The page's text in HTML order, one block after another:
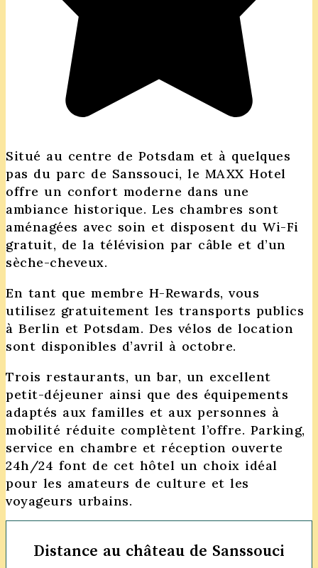
Situé au centre de Potsdam et à quelques
pas du parc de Sanssouci, le MAXX Hotel
offre un confort moderne dans une
ambiance historique. Les chambres sont
aménagées avec soin et disposent du Wi-Fi
gratuit, de la télévision par câble et d’un
sèche-cheveux.
En tant que membre H-Rewards, vous
utilisez gratuitement les transports publics
à Berlin et Potsdam. Des vélos de location
sont disponibles d’avril à octobre.
Trois restaurants, un bar, un excellent
petit-déjeuner ainsi que des équipements
adaptés aux familles et aux personnes à
mobilité réduite complètent l’offre. Parking,
service en chambre et réception ouverte
24h/24 font de cet hôtel un choix idéal
pour les amateurs de culture et les
voyageurs urbains.
Distance au château de Sanssouci